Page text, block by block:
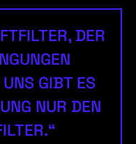
DER
GIBT ES
NUR DEN